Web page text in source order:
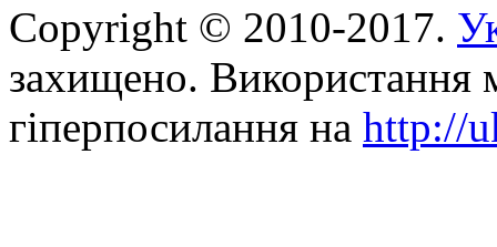
Copyright © 2010-2017.
захищено. Використання
гіперпосилання на http://